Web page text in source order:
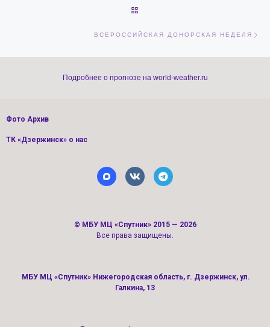
ВСЕРОССИЙСКАЯ ДОНОРСКАЯ НЕДЕЛЯ
Подробнее о прогнозе на world-weather.ru
Фото Архив
ТК «Дзержинск» о нас
© МБУ МЦ «Спутник» 2015 — 2026
Все права защищены.
МБУ МЦ «Спутник» Нижегородская область, г. Дзержинск, ул.
Галкина, 13